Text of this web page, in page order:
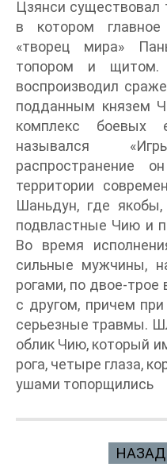
Цзянси существовал
в котором
«творец мира»
топором и
воспроизводил
подданным князем
комплекс боевых
назывался
территории
Шаньдун, где
подвластные Чию и
Во время
сильные мужчины,
рогами, по двое-трое
с другом, причем
серьезные травмы.
облик Чию, который
рога, четыре глаза,
ушами топорщились
НАЗАД